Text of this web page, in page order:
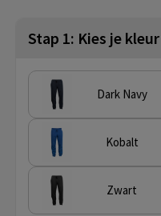
Stap 1: Kies je kleur
Dark Navy
Kobalt
Zwart